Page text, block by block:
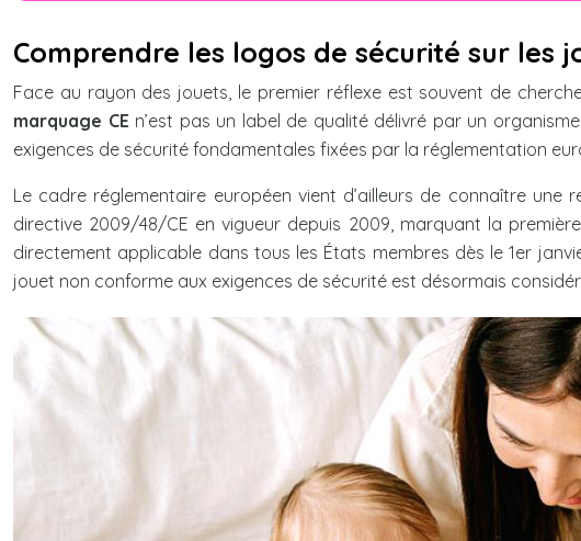
Comprendre les logos de sécurité sur les
Face au rayon des jouets, le premier réflexe est souvent de
marquage CE n’est pas un label de qualité délivré par un
exigences de sécurité fondamentales fixées par la réglementation
Le cadre réglementaire européen vient d’ailleurs de connaître
directive 2009/48/CE en vigueur depuis 2009, marquant la
directement applicable dans tous les États membres dès le 1er
jouet non conforme aux exigences de sécurité est désormais